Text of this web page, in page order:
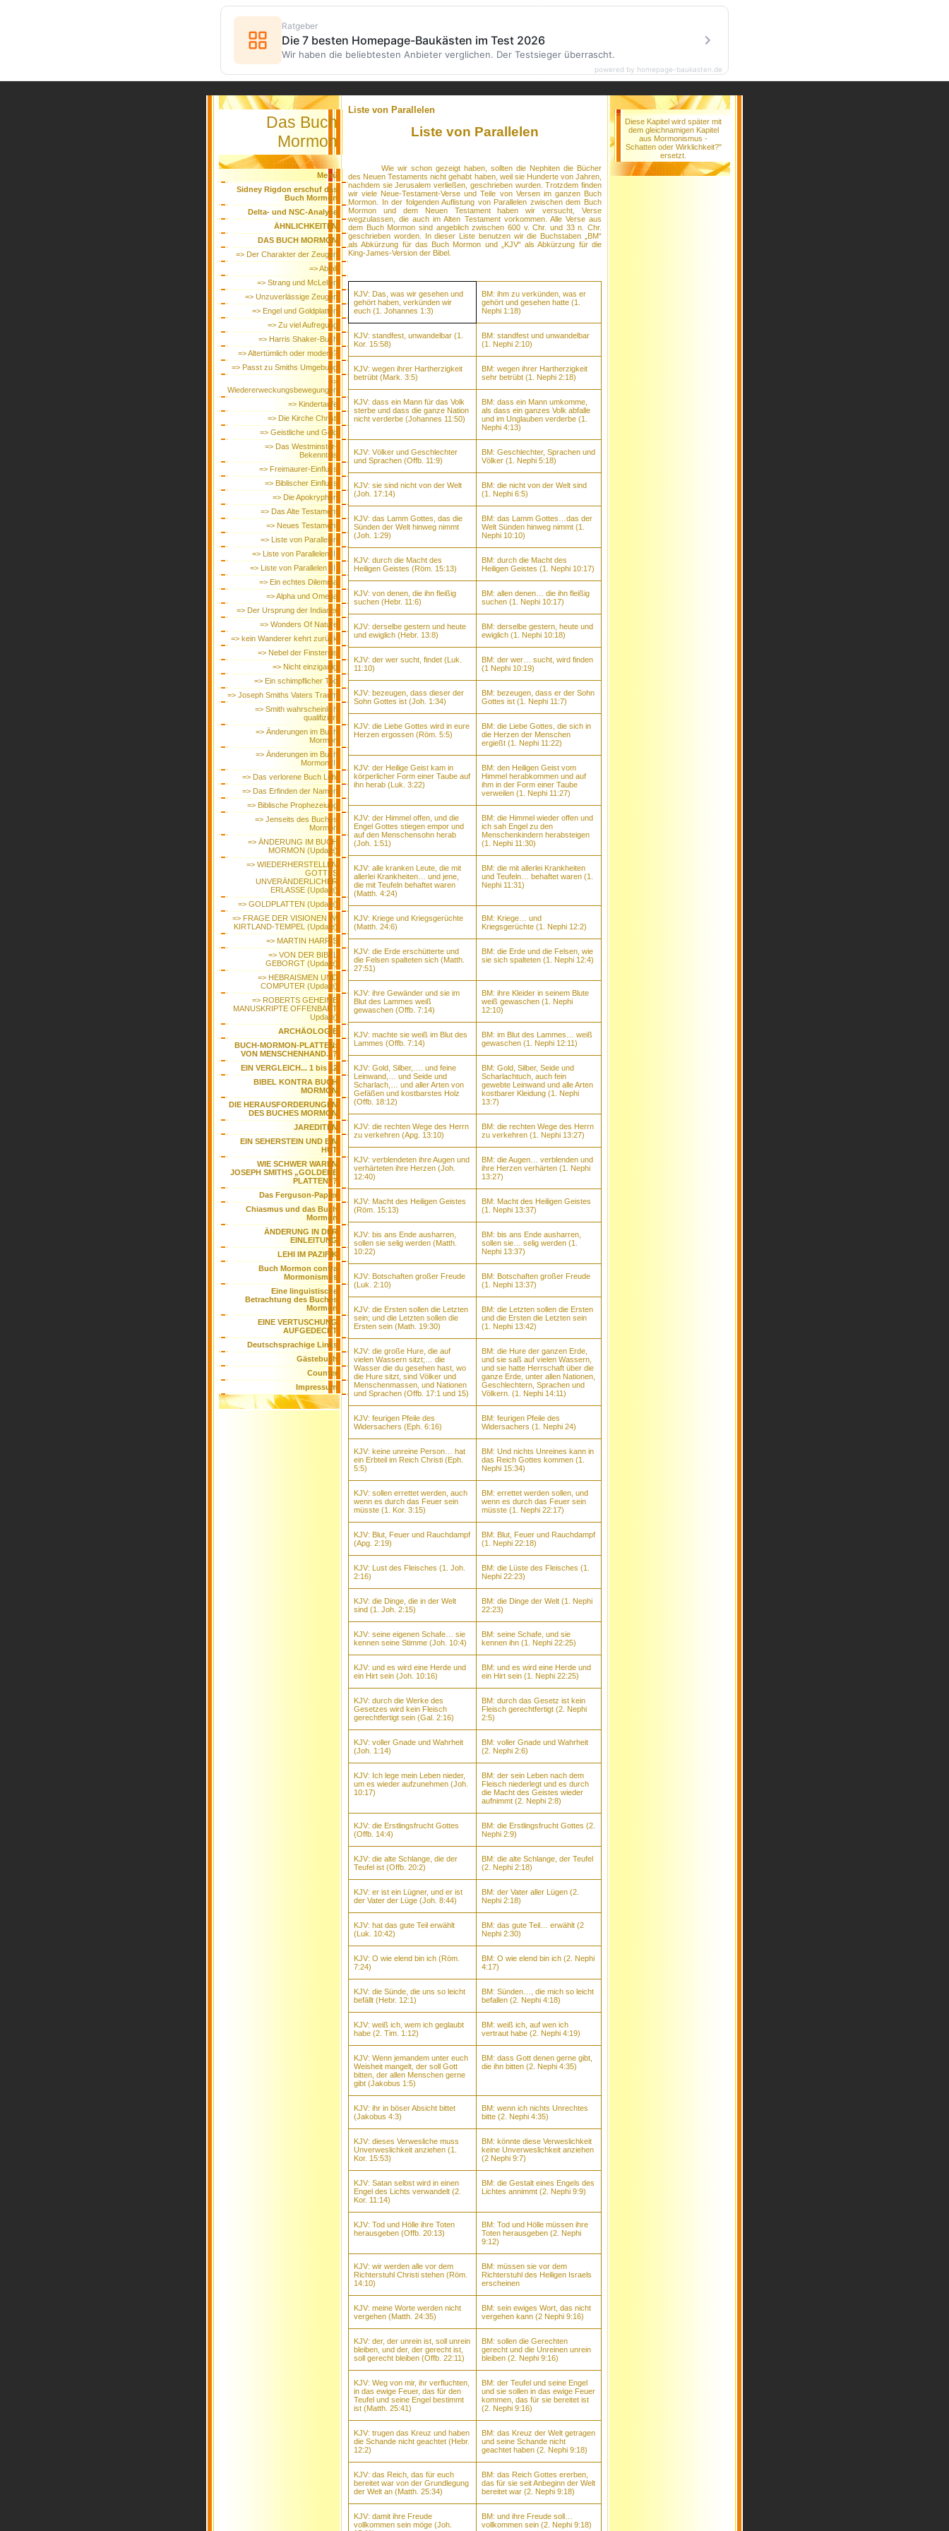
Das Buch
Mormon
Menü
Sidney Rigdon erschuf das
Buch Mormon
Delta- und NSC-Analyse
ÄHNLICHKEITEN
DAS BUCH MORMON
=> Der Charakter der Zeugen
=> Abfall
=> Strang und McLellen
=> Unzuverlässige Zeugen
=> Engel und Goldplatten
=> Zu viel Aufregung
=> Harris Shaker-Buch
=> Altertümlich oder modern?
=> Passt zu Smiths Umgebung
=>
Wiedererweckungsbewegungen
=> Kindertaufe
=> Die Kirche Christi
=> Geistliche und Geld
=> Das Westminster-
Bekenntnis
=> Freimaurer-Einfluss
=> Biblischer Einfluss
=> Die Apokryphen
=> Das Alte Testament
=> Neues Testament
=> Liste von Parallelen
=> Liste von Parallelen II.
=> Liste von Parallelen III.
=> Ein echtes Dilemma
=> Alpha und Omega
=> Der Ursprung der Indianer
=> Wonders Of Nature
=> kein Wanderer kehrt zurück
=> Nebel der Finsternis
=> Nicht einzigartig
=> Ein schimpflicher Tod
=> Joseph Smiths Vaters Traum
=> Smith wahrscheinlich
qualifiziert
=> Änderungen im Buch
Mormon
=> Änderungen im Buch
Mormon II.
=> Das verlorene Buch Lehi
=> Das Erfinden der Namen
=> Biblische Prophezeiung
=> Jenseits des Buches
Mormon
=> ÄNDERUNG IM BUCH
MORMON (Update)
=> WIEDERHERSTELLEN
GOTTES
UNVERÄNDERLICHER
ERLASSE (Update)
=> GOLDPLATTEN (Update)
=> FRAGE DER VISIONEN IM
KIRTLAND-TEMPEL (Update)
=> MARTIN HARRIS
=> VON DER BIBEL
GEBORGT (Update)
=> HEBRAISMEN UND
COMPUTER (Update)
=> ROBERTS GEHEIME
MANUSKRIPTE OFFENBART
Update)
ARCHÄOLOGIE
BUCH-MORMON-PLATTEN:
VON MENSCHENHAND...?
EIN VERGLEICH... 1 bis 12
BIBEL KONTRA BUCH
MORMON
DIE HERAUSFORDERUNGEN
DES BUCHES MORMON
JAREDITEN
EIN SEHERSTEIN UND EIN
HUT
WIE SCHWER WAREN
JOSEPH SMITHS „GOLDENE
PLATTEN“?
Das Ferguson-Papier
Chiasmus und das Buch
Mormon
ÄNDERUNG IN DER
EINLEITUNG
LEHI IM PAZIFIK
Buch Mormon contra
Mormonismus
Eine linguistische
Betrachtung des Buches
Mormon
EINE VERTUSCHUNG
AUFGEDECKT
Deutschsprachige Links
Gästebuch
Counter
Impressum
Liste von Parallelen
Liste von Parallelen
Wie wir schon gezeigt haben, sollten die Nephiten die Bücher
des Neuen Testaments nicht gehabt haben, weil sie Hunderte von Jahren,
nachdem sie Jerusalem verließen, geschrieben wurden. Trotzdem finden
wir viele Neue-Testament-Verse und Teile von Versen im ganzen Buch
Mormon. In der folgenden Auflistung von Parallelen zwischen dem Buch
Mormon und dem Neuen Testament haben wir versucht, Verse
wegzulassen, die auch im Alten Testament vorkommen. Alle Verse aus
dem Buch Mormon sind angeblich zwischen 600 v. Chr. und 33 n. Chr.
geschrieben worden. In dieser Liste benutzen wir die Buchstaben „BM“
als Abkürzung für das Buch Mormon und „KJV“ als Abkürzung für die
King-James-Version der Bibel.
KJV: Das, was wir gesehen und
gehört haben, verkünden wir
euch (1. Johannes 1:3)
BM: ihm zu verkünden, was er
gehört und gesehen hatte (1.
Nephi 1:18)
KJV: standfest, unwandelbar (1.
Kor. 15:58)
BM: standfest und unwandelbar
(1. Nephi 2:10)
KJV: wegen ihrer Hartherzigkeit
betrübt (Mark. 3:5)
BM: wegen ihrer Hartherzigkeit
sehr betrübt (1. Nephi 2:18)
KJV: dass ein Mann für das Volk
sterbe und dass die ganze Nation
nicht verderbe (Johannes 11:50)
BM: dass ein Mann umkomme,
als dass ein ganzes Volk abfalle
und im Unglauben verderbe (1.
Nephi 4:13)
KJV: Völker und Geschlechter
und Sprachen (Offb. 11:9)
BM: Geschlechter, Sprachen und
Völker (1. Nephi 5:18)
KJV: sie sind nicht von der Welt
(Joh. 17:14)
BM: die nicht von der Welt sind
(1. Nephi 6:5)
KJV: das Lamm Gottes, das die
Sünden der Welt hinweg nimmt
(Joh. 1:29)
BM: das Lamm Gottes…das der
Welt Sünden hinweg nimmt (1.
Nephi 10:10)
KJV: durch die Macht des
Heiligen Geistes (Röm. 15:13)
BM: durch die Macht des
Heiligen Geistes (1. Nephi 10:17)
KJV: von denen, die ihn fleißig
suchen (Hebr. 11:6)
BM: allen denen… die ihn fleißig
suchen (1. Nephi 10:17)
KJV: derselbe gestern und heute
und ewiglich (Hebr. 13:8)
BM: derselbe gestern, heute und
ewiglich (1. Nephi 10:18)
KJV: der wer sucht, findet (Luk.
11:10)
BM: der wer… sucht, wird finden
(1 Nephi 10:19)
KJV: bezeugen, dass dieser der
Sohn Gottes ist (Joh. 1:34)
BM: bezeugen, dass er der Sohn
Gottes ist (1. Nephi 11:7)
KJV: die Liebe Gottes wird in eure
Herzen ergossen (Röm. 5:5)
BM: die Liebe Gottes, die sich in
die Herzen der Menschen
ergießt (1. Nephi 11:22)
KJV: der Heilige Geist kam in
körperlicher Form einer Taube auf
ihn herab (Luk. 3:22)
BM: den Heiligen Geist vom
Himmel herabkommen und auf
ihm in der Form einer Taube
verweilen (1. Nephi 11:27)
KJV: der Himmel offen, und die
Engel Gottes stiegen empor und
auf den Menschensohn herab
(Joh. 1:51)
BM: die Himmel wieder offen und
ich sah Engel zu den
Menschenkindern herabsteigen
(1. Nephi 11:30)
KJV: alle kranken Leute, die mit
allerlei Krankheiten… und jene,
die mit Teufeln behaftet waren
(Matth. 4:24)
BM: die mit allerlei Krankheiten
und Teufeln… behaftet waren (1.
Nephi 11:31)
KJV: Kriege und Kriegsgerüchte
(Matth. 24:6)
BM: Kriege… und
Kriegsgerüchte (1. Nephi 12:2)
KJV: die Erde erschütterte und
die Felsen spalteten sich (Matth.
27:51)
BM: die Erde und die Felsen, wie
sie sich spalteten (1. Nephi 12:4)
KJV: ihre Gewänder und sie im
Blut des Lammes weiß
gewaschen (Offb. 7:14)
BM: ihre Kleider in seinem Blute
weiß gewaschen (1. Nephi
12:10)
KJV: machte sie weiß im Blut des
Lammes (Offb. 7:14)
BM: im Blut des Lammes… weiß
gewaschen (1. Nephi 12:11)
KJV: Gold, Silber,…. und feine
Leinwand,… und Seide und
Scharlach,… und aller Arten von
Gefäßen und kostbarstes Holz
(Offb. 18:12)
BM: Gold, Silber, Seide und
Scharlachtuch, auch fein
gewebte Leinwand und alle Arten
kostbarer Kleidung (1. Nephi
13:7)
KJV: die rechten Wege des Herrn
zu verkehren (Apg. 13:10)
BM: die rechten Wege des Herrn
zu verkehren (1. Nephi 13:27)
KJV: verblendeten ihre Augen und
verhärteten ihre Herzen (Joh.
12:40)
BM: die Augen… verblenden und
ihre Herzen verhärten (1. Nephi
13:27)
KJV: Macht des Heiligen Geistes
(Röm. 15:13)
BM: Macht des Heiligen Geistes
(1. Nephi 13:37)
KJV: bis ans Ende ausharren,
sollen sie selig werden (Matth.
10:22)
BM: bis ans Ende ausharren,
sollen sie… selig werden (1.
Nephi 13:37)
KJV: Botschaften großer Freude
(Luk. 2:10)
BM: Botschaften großer Freude
(1. Nephi 13:37)
KJV: die Ersten sollen die Letzten
sein; und die Letzten sollen die
Ersten sein (Math. 19:30)
BM: die Letzten sollen die Ersten
und die Ersten die Letzten sein
(1. Nephi 13:42)
KJV: die große Hure, die auf
vielen Wassern sitzt;… die
Wasser die du gesehen hast, wo
die Hure sitzt, sind Völker und
Menschenmassen, und Nationen
und Sprachen (Offb. 17:1 und 15)
BM: die Hure der ganzen Erde,
und sie saß auf vielen Wassern,
und sie hatte Herrschaft über die
ganze Erde, unter allen Nationen,
Geschlechtern, Sprachen und
Völkern. (1. Nephi 14:11)
KJV: feurigen Pfeile des
Widersachers (Eph. 6:16)
BM: feurigen Pfeile des
Widersachers (1. Nephi 24)
KJV: keine unreine Person… hat
ein Erbteil im Reich Christi (Eph.
5:5)
BM: Und nichts Unreines kann in
das Reich Gottes kommen (1.
Nephi 15:34)
KJV: sollen errettet werden, auch
wenn es durch das Feuer sein
müsste (1. Kor. 3:15)
BM: errettet werden sollen, und
wenn es durch das Feuer sein
müsste (1. Nephi 22:17)
KJV: Blut, Feuer und Rauchdampf
(Apg. 2:19)
BM: Blut, Feuer und Rauchdampf
(1. Nephi 22:18)
KJV: Lust des Fleisches (1. Joh.
2:16)
BM: die Lüste des Fleisches (1.
Nephi 22:23)
KJV: die Dinge, die in der Welt
sind (1. Joh. 2:15)
BM: die Dinge der Welt (1. Nephi
22:23)
KJV: seine eigenen Schafe… sie
kennen seine Stimme (Joh. 10:4)
BM: seine Schafe, und sie
kennen ihn (1. Nephi 22:25)
KJV: und es wird eine Herde und
ein Hirt sein (Joh. 10:16)
BM: und es wird eine Herde und
ein Hirt sein (1. Nephi 22:25)
KJV: durch die Werke des
Gesetzes wird kein Fleisch
gerechtfertigt sein (Gal. 2:16)
BM: durch das Gesetz ist kein
Fleisch gerechtfertigt (2. Nephi
2:5)
KJV: voller Gnade und Wahrheit
(Joh. 1:14)
BM: voller Gnade und Wahrheit
(2. Nephi 2:6)
KJV: Ich lege mein Leben nieder,
um es wieder aufzunehmen (Joh.
10:17)
BM: der sein Leben nach dem
Fleisch niederlegt und es durch
die Macht des Geistes wieder
aufnimmt (2. Nephi 2:8)
KJV: die Erstlingsfrucht Gottes
(Offb. 14:4)
BM: die Erstlingsfrucht Gottes (2.
Nephi 2:9)
KJV: die alte Schlange, die der
Teufel ist (Offb. 20:2)
BM: die alte Schlange, der Teufel
(2. Nephi 2:18)
KJV: er ist ein Lügner, und er ist
der Vater der Lüge (Joh. 8:44)
BM: der Vater aller Lügen (2.
Nephi 2:18)
KJV: hat das gute Teil erwählt
(Luk. 10:42)
BM: das gute Teil… erwählt (2
Nephi 2:30)
KJV: O wie elend bin ich (Röm.
7:24)
BM: O wie elend bin ich (2. Nephi
4:17)
KJV: die Sünde, die uns so leicht
befällt (Hebr. 12:1)
BM: Sünden…, die mich so leicht
befallen (2. Nephi 4:18)
KJV: weiß ich, wem ich geglaubt
habe (2. Tim. 1:12)
BM: weiß ich, auf wen ich
vertraut habe (2. Nephi 4:19)
KJV: Wenn jemandem unter euch
Weisheit mangelt, der soll Gott
bitten, der allen Menschen gerne
gibt (Jakobus 1:5)
BM: dass Gott denen gerne gibt,
die ihn bitten (2. Nephi 4:35)
KJV: ihr in böser Absicht bittet
(Jakobus 4:3)
BM: wenn ich nichts Unrechtes
bitte (2. Nephi 4:35)
KJV: dieses Verwesliche muss
Unverweslichkeit anziehen (1.
Kor. 15:53)
BM: könnte diese Verweslichkeit
keine Unverweslichkeit anziehen
(2 Nephi 9:7)
KJV: Satan selbst wird in einen
Engel des Lichts verwandelt (2.
Kor. 11:14)
BM: die Gestalt eines Engels des
Lichtes annimmt (2. Nephi 9:9)
KJV: Tod und Hölle ihre Toten
herausgeben (Offb. 20:13)
BM: Tod und Hölle müssen ihre
Toten herausgeben (2. Nephi
9:12)
KJV: wir werden alle vor dem
Richterstuhl Christi stehen (Röm.
14:10)
BM: müssen sie vor dem
Richterstuhl des Heiligen Israels
erscheinen
KJV: meine Worte werden nicht
vergehen (Matth. 24:35)
BM: sein ewiges Wort, das nicht
vergehen kann (2 Nephi 9:16)
KJV: der, der unrein ist, soll unrein
bleiben, und der, der gerecht ist,
soll gerecht bleiben (Offb. 22:11)
BM: sollen die Gerechten
gerecht und die Unreinen unrein
bleiben (2. Nephi 9:16)
KJV: Weg von mir, ihr verfluchten,
in das ewige Feuer, das für den
Teufel und seine Engel bestimmt
ist (Matth. 25:41)
BM: der Teufel und seine Engel
und sie sollen in das ewige Feuer
kommen, das für sie bereitet ist
(2. Nephi 9:16)
KJV: trugen das Kreuz und haben
die Schande nicht geachtet (Hebr.
12:2)
BM: das Kreuz der Welt getragen
und seine Schande nicht
geachtet haben (2. Nephi 9:18)
KJV: das Reich, das für euch
bereitet war von der Grundlegung
der Welt an (Matth. 25:34)
BM: das Reich Gottes ererben,
das für sie seit Anbeginn der Welt
bereitet war (2. Nephi 9:18)
KJV: damit ihre Freude
vollkommen sein möge (Joh.
BM: und ihre Freude soll…
vollkommen sein (2. Nephi 9:18)
Diese Kapitel wird später mit
dem gleichnamigen Kapitel
aus Mormonismus -
Schatten oder Wirklichkeit?"
ersetzt.
Ratgeber
Die 7 besten Homepage-Baukästen im Test 2026
Wir haben die beliebtesten Anbieter verglichen. Der Testsieger überrascht.
powered by homepage-baukasten.de